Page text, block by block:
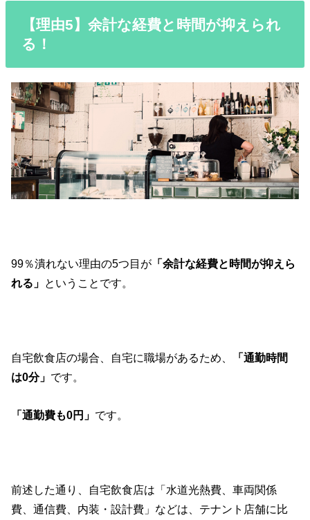
【理由5】余計な経費と時間が抑えられ
る！
99％潰れない理由の5つ目が 「余計な経費と時間が抑えら
れる」 ということです。
自宅飲食店の場合、自宅に職場があるため、
「通勤時間
は0分」 です。
「通勤費も0円」 です。
前述した通り、自宅飲食店は「水道光熱費、車両関係
費、通信費、内装・設計費」などは、テナント店舗に比